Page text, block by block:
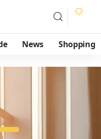
News Shopping